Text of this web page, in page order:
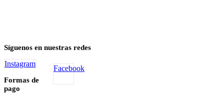
Síguenos en nuestras redes
Facebook
Instagram
Formas de
pago